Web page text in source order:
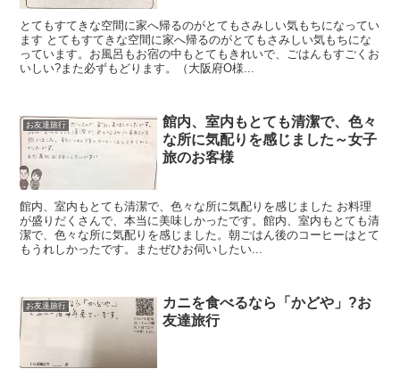
とてもすてきな空間に家へ帰るのがとてもさみしい気もちになってい
ます とてもすてきな空間に家へ帰るのがとてもさみしい気もちにな
っています。お風呂もお宿の中もとてもきれいで、ごはんもすごくお
いしい?また必ずもどります。（大阪府O様...
お友達旅行
館内、室内もとても清潔で、色々
な所に気配りを感じました～女子
旅のお客様
館内、室内もとても清潔で、色々な所に気配りを感じました お料理
が盛りだくさんで、本当に美味しかったです。館内、室内もとても清
潔で、色々な所に気配りを感じました。朝ごはん後のコーヒーはとて
もうれしかったです。またぜひお伺いしたい...
お友達旅行
カニを食べるなら「かどや」?お
友達旅行